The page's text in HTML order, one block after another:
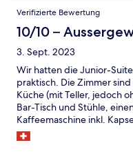
Verifizierte Bewertung
10/10 –
3. Sept. 2023
Wir hatten die Junior-
praktisch. Die Zimmer
Küche (mit Teller, jedoch
Bar-Tisch und Stühle,
Kaffeemaschine inkl.
(Wasser, Süssgetränke
Wohnzimmer/Küche sind